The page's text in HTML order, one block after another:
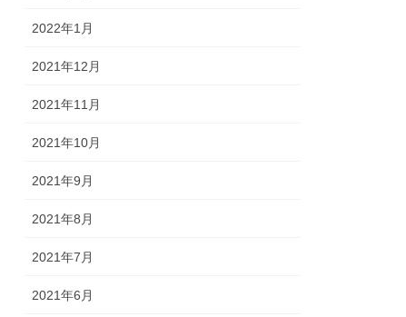
2022年1月
2021年12月
2021年11月
2021年10月
2021年9月
2021年8月
2021年7月
2021年6月